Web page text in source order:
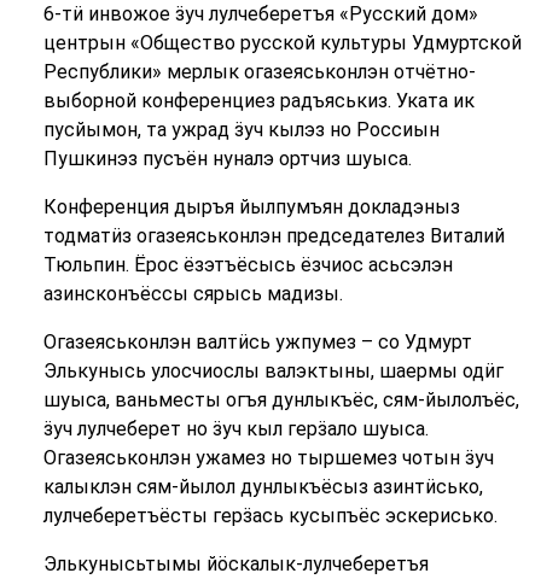
6-тӥ инвожое ӟуч лулчеберетъя «Русский дом»
центрын «Общество русской культуры Удмуртской
Республики» мерлык огазеяськонлэн отчётно-
выборной конференциез радъяськиз. Уката ик
пусйымон, та ужрад ӟуч кылэз но Россиын
Пушкинэз пусъён нуналэ ортчиз шуыса.
Конференция дыръя йылпумъян докладэныз
тодматӥз огазеяськонлэн председателез Виталий
Тюльпин. Ёрос ёзэтъёсысь ёзчиос асьсэлэн
азинсконъёссы сярысь мадизы.
Огазеяськонлэн валтӥсь ужпумез – со Удмурт
Элькунысь улосчиослы валэктыны, шаермы одӥг
шуыса, ваньместы огъя дунлыкъёс, сям-йылолъёс,
ӟуч лулчеберет но ӟуч кыл герӟало шуыса.
Огазеяськонлэн ужамез но тыршемез чотын ӟуч
калыклэн сям-йылол дунлыкъёсыз азинтӥсько,
лулчеберетъёсты герӟась кусыпъёс эскерисько.
Элькунысьтымы йӧскалык-лулчеберетъя